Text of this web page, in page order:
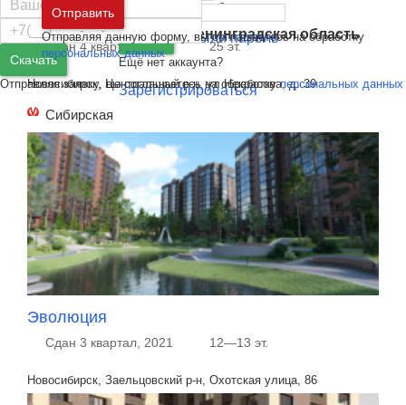
Москва и
Московская область
Санкт-Петербург иЛенинградская область
Войти Забыли пароль
Ещё нет аккаунта?
Зарегистрироваться
Скачать
Отправляя заявку, вы соглашаетесь на обработкуперсональных данных
Воздух
Сдан 4 квартал, 2021 25 эт.
Новосибирск, Центральный р-н, ул Некрасова, д. 39
Сибирская
Эволюция
Сдан 3 квартал, 2021 12—13 эт.
Новосибирск, Заельцовский р-н, Охотская улица, 86
Отправить
Отправляя данную форму, вы соглашаетесь на обработку
персональных данных